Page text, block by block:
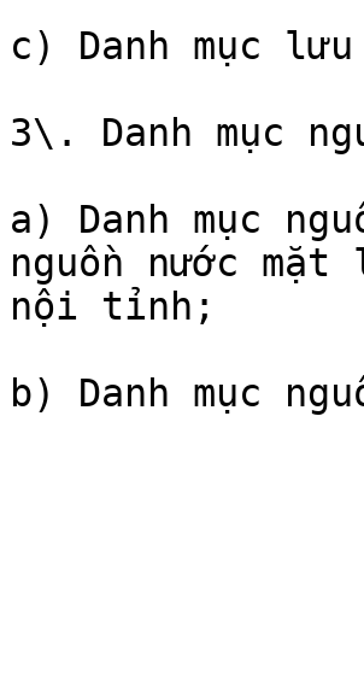
c) Danh mục
3\. Danh mục
a) Danh mục
nguồn nước
nội tỉnh;